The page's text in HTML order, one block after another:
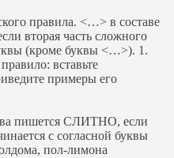
правила. ˂…˃ в составе
вторая часть сложного
(кроме буквы ˂…˃). 1.
вставьте
примеры его
пишется СЛИТНО, если
с согласной буквы
пол-лимона